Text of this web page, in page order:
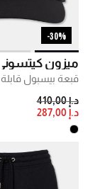
30%-
ميزون
REDUCED FROM
د.إ 410,00
TO
د.إ 287,00